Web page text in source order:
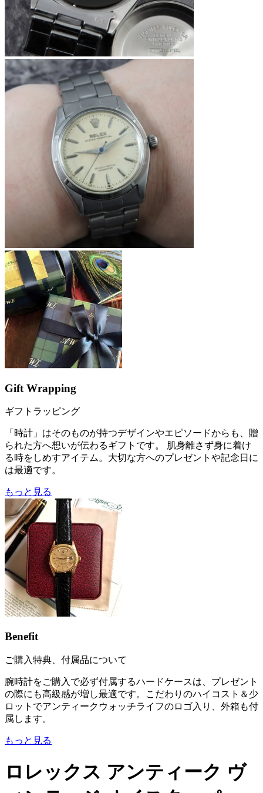
Gift Wrapping
ギフトラッピング
「時計」はそのものが持つデザインやエピソードからも、贈
られた方へ想いが伝わるギフトです。 肌身離さず身に着け
る時をしめすアイテム。大切な方へのプレゼントや記念日に
は最適です。
もっと見る
Benefit
ご購入特典、付属品について
腕時計をご購入で必ず付属するハードケースは、プレゼント
の際にも高級感が増し最適です。こだわりのハイコスト＆少
ロットでアンティークウォッチライフのロゴ入り、外箱も付
属します。
もっと見る
ロレックス アンティーク ヴ